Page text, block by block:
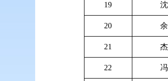
19
20
21
22